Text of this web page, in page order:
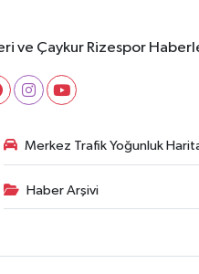
ve Çaykur Rizespor
Merkez Trafik Yoğunluk
Haber Arşivi